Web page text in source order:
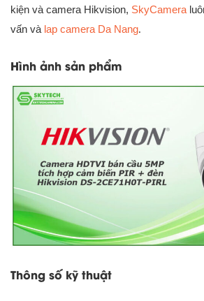
kiện và camera Hikvision, SkyCamera
vấn và lap camera Da Nang.
Hình ảnh sản phẩm
Thông số kỹ thuật